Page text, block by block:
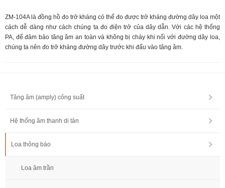
ZM-104A là đồng hồ đo trở kháng có thể đo được trở kháng đường dây loa một
cách dễ dàng như cách chúng ta đo điện trở của dây dẫn. Với các hệ thống
PA, để đảm bảo tăng âm an toàn và không bị cháy khi nối với đường dây loa,
chúng ta nên đo trở kháng đường dây trước khi đấu vào tăng âm.
Tăng âm (amply) công suất
Hệ thống âm thanh di tản
Loa thông báo
Loa âm trần